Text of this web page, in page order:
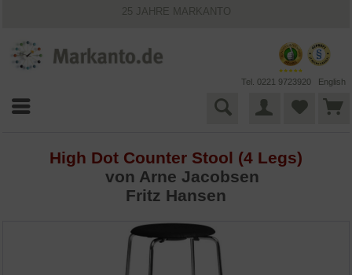
25 JAHRE MARKANTO
VIELFÄLTIGE ZAHLUNGSMÖGLICHKEITEN
BESTPRICE-GARANTIE
Tel. 0221 9723920 English
High Dot Counter Stool (4 Legs)
von Arne Jacobsen
Fritz Hansen